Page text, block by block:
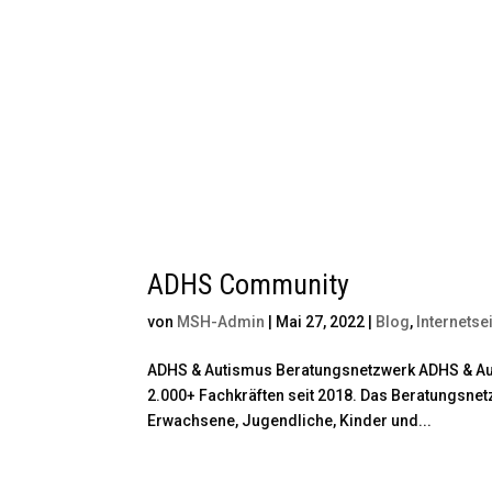
ADHS Community
von MSH-Admin Mai 27, 2022 Blog,
ADHS & Autismus Beratungsnetzwerk ADHS &
2.000+ Fachkräften seit 2018. Das
Erwachsene, Jugendliche, Kinder und...